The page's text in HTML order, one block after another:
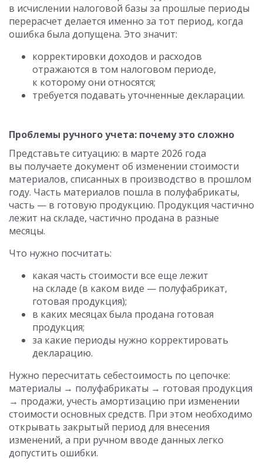
в исчислении налоговой базы за прошлые периоды
перерасчет делается именно за тот период, когда
ошибка была допущена. Это значит:
корректировки доходов и расходов
отражаются в том налоговом периоде,
к которому они относятся;
требуется подавать уточненные декларации.
Проблемы ручного учета: почему это сложно
Представьте ситуацию: в марте 2026 года
вы получаете документ об изменении стоимости
материалов, списанных в производство в прошлом
году. Часть материалов пошла в полуфабрикаты,
часть — в готовую продукцию. Продукция частично
лежит на складе, частично продана в разные
месяцы.
Что нужно посчитать:
какая часть стоимости все еще лежит
на складе (в каком виде — полуфабрикат,
готовая продукция);
в каких месяцах была продана готовая
продукция;
за какие периоды нужно корректировать
декларацию.
Нужно пересчитать себестоимость по цепочке:
материалы → полуфабрикаты → готовая продукция
→ продажи, учесть амортизацию при изменении
стоимости основных средств. При этом необходимо
открывать закрытый период для внесения
изменений, а при ручном вводе данных легко
допустить ошибки.